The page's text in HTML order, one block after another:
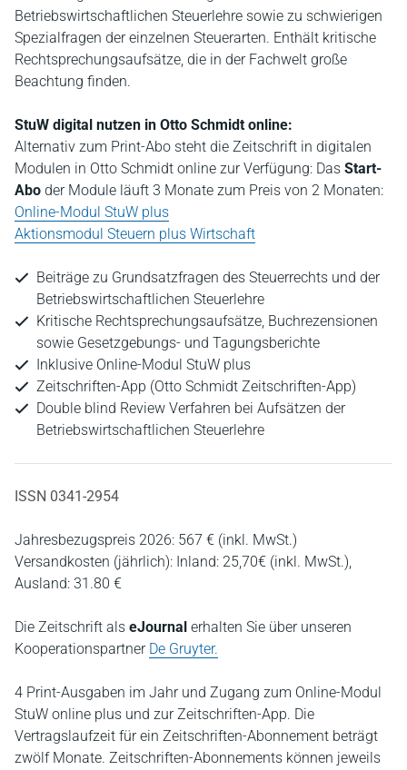
Betriebswirtschaftlichen Steuerlehre sowie zu schwierigen
Spezialfragen der einzelnen Steuerarten. Enthält kritische
Rechtsprechungsaufsätze, die in der Fachwelt große
Beachtung finden.
StuW digital nutzen in Otto Schmidt online:
Alternativ zum Print-Abo steht die Zeitschrift in digitalen
Modulen in Otto Schmidt online zur Verfügung: Das Start-
Abo der Module läuft 3 Monate zum Preis von 2 Monaten:
Online-Modul StuW plus
Aktionsmodul Steuern plus Wirtschaft
Beiträge zu Grundsatzfragen des Steuerrechts und der
Betriebswirtschaftlichen Steuerlehre
Kritische Rechtsprechungsaufsätze, Buchrezensionen
sowie Gesetzgebungs- und Tagungsberichte
Inklusive Online-Modul StuW plus
Zeitschriften-App (Otto Schmidt Zeitschriften-App)
Double blind Review Verfahren bei Aufsätzen der
Betriebswirtschaftlichen Steuerlehre
ISSN 0341-2954
Jahresbezugspreis 2026: 567 € (inkl. MwSt.)
Versandkosten (jährlich): Inland: 25,70€ (inkl. MwSt.),
Ausland: 31.80 €
Die Zeitschrift als eJournal erhalten Sie über unseren
Kooperationspartner De Gruyter.
4 Print-Ausgaben im Jahr und Zugang zum Online-Modul
StuW online plus und zur Zeitschriften-App. Die
Vertragslaufzeit für ein Zeitschriften-Abonnement beträgt
zwölf Monate. Zeitschriften-Abonnements können jeweils